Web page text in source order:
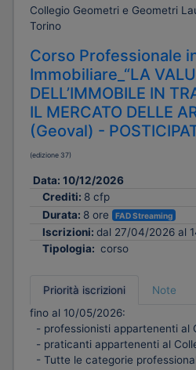
Collegio Geometri e Geometri
Torino
Corso Professionale
Immobiliare_“LA
DELL’IMMOBILE IN
IL MERCATO DELLE
(Geoval) -
(edizione 37)
Data: 10/12/2026
Crediti: 8 cfp
Durata: 8 ore FAD Streaming
Iscrizioni: dal 27/04/2026 al
Tipologia: corso
Priorità iscrizioni
Note
fino al 10/05/2026:
- professionisti appartenenti al
- praticanti appartenenti al
- Tutte le categorie